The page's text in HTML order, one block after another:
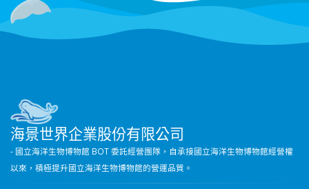
海景世界企業股份有限公司
- 國立海洋生物博物館 BOT 委託經營團隊，自承接國立海洋生物博物館經營權
以來，積極提升國立海洋生物博物館的營運品質。